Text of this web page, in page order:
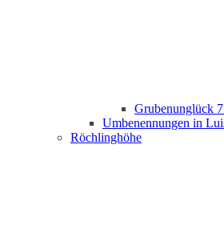
Grubenunglück
Umbenennungen in
Röchlinghöhe